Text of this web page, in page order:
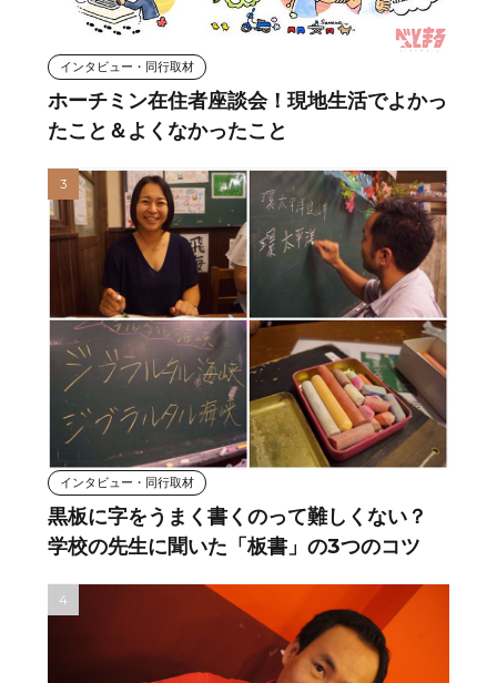
インタビュー・同行取材
ホーチミン在住者座談会！現地生活でよかっ
たこと＆よくなかったこと
インタビュー・同行取材
黒板に字をうまく書くのって難しくない？
学校の先生に聞いた「板書」の3つのコツ